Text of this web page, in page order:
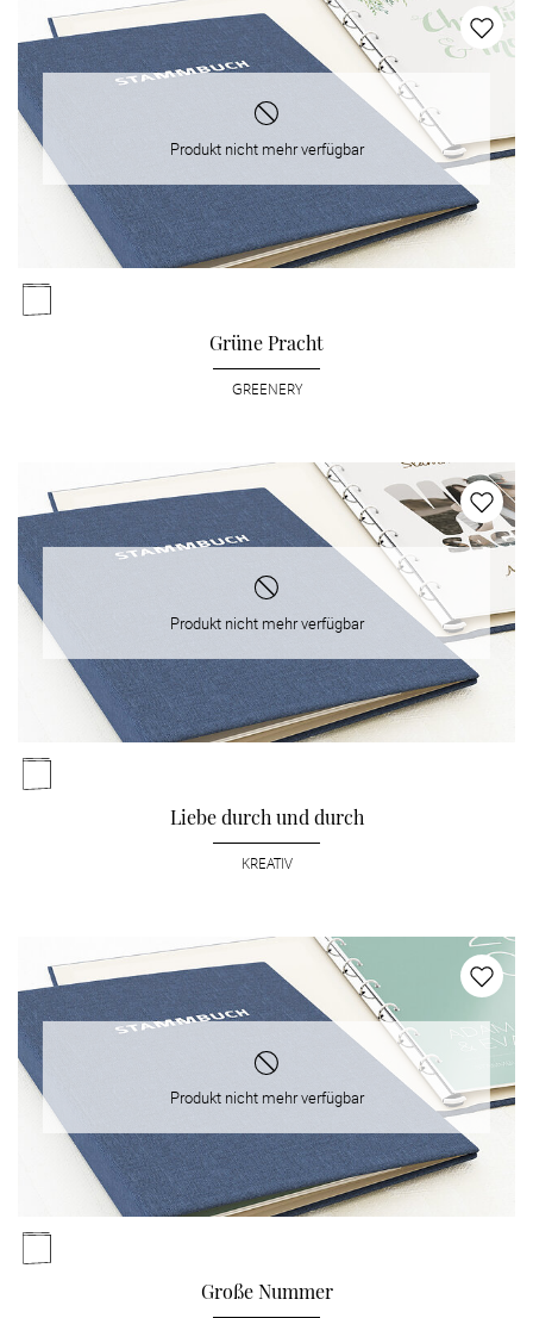
Produkt nicht mehr verfügbar
Grüne Pracht
GREENERY
Produkt nicht mehr verfügbar
Liebe durch und durch
KREATIV
Produkt nicht mehr verfügbar
Große Nummer